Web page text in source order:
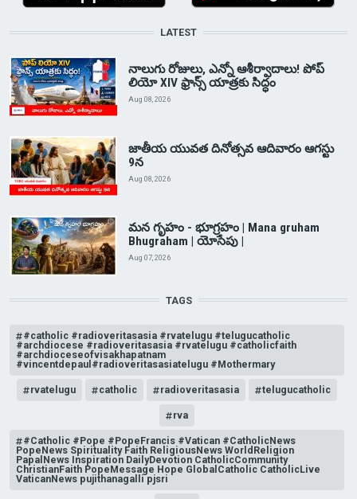
LATEST
నాలుగు రోజులు, ఎన్నో ఆశీర్వాదాలు! పోప్
లియో XIV ఫ్రాన్స్ యాత్రకు సిద్ధం
Aug 08, 2026
జాతీయ యువత దినోత్సవ ఆదివారం ఆగస్టు
9న
Aug 08, 2026
మన గృహం - భూగ్రహం | Mana gruham
Bhugraham | యోసేపు |
Aug 07, 2026
TAGS
#catholic #radioveritasasia #rvatelugu #telugucatholic
#archdiocese #radioveritasasia #rvatelugu #catholicfaith
#archdioceseofvisakhapatnam
#vincentdepaul#radioveritasasiatelugu #Mothermary
rvatelugu catholic radioveritasasia telugucatholic
rva
#Catholic #Pope #PopeFrancis #Vatican #CatholicNews
PopeNews Spirituality Faith ReligiousNews WorldReligion
PapalNews Inspiration DailyDevotion CatholicCommunity
ChristianFaith PopeMessage Hope GlobalCatholic CatholicLive
VaticanNews pujithanagalli pjsri